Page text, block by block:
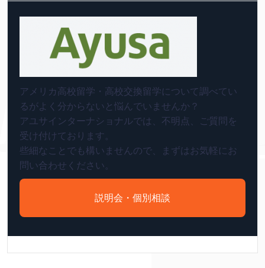
アメリカ高校留学・高校交換留学について調べてい
るがよく分からないと悩んでいませんか？
アユサインターナショナルでは、不明点、ご質問を
受け付けております。
些細なことでも構いませんので、まずはお気軽にお
問い合わせください。
説明会・個別相談